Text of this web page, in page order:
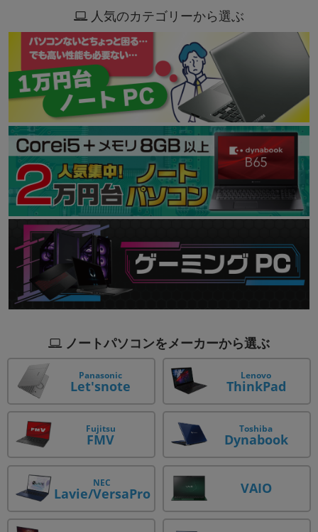
人気のカテゴリーから選ぶ
ノートパソコンをメーカーから選ぶ
Panasonic
Let'snote
Lenovo
ThinkPad
Fujitsu
FMV
Toshiba
Dynabook
NEC
Lavie/VersaPro VAIO